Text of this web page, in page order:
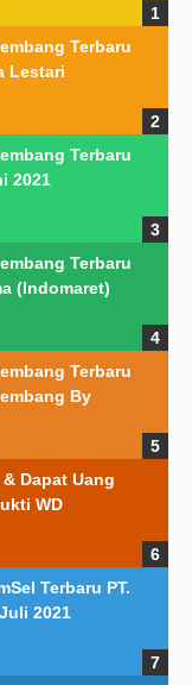
Terbaru
Lestari
Terbaru
2021
Terbaru
(Indomaret)
Terbaru
By
Dapat Uang
WD
Terbaru PT.
2021